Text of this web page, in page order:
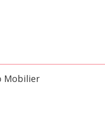
Mobilier